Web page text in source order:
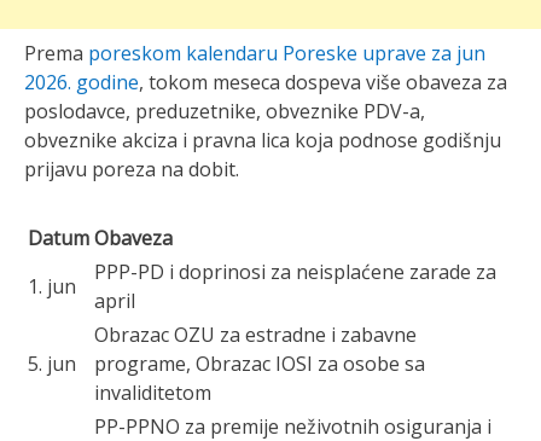
Prema poreskom kalendaru Poreske uprave za jun
2026. godine, tokom meseca dospeva više obaveza za
poslodavce, preduzetnike, obveznike PDV-a,
obveznike akciza i pravna lica koja podnose godišnju
prijavu poreza na dobit.
DatumObaveza
1. jun
PPP-PD i doprinosi za neisplaćene zarade za
april
5. jun
Obrazac OZU za estradne i zabavne
programe, Obrazac IOSI za osobe sa
invaliditetom
PP-PPNO za premije neživotnih osiguranja i